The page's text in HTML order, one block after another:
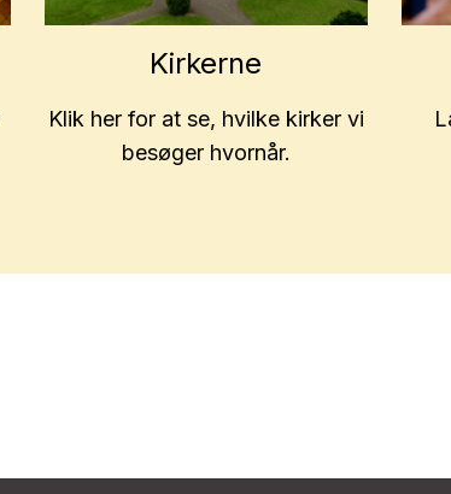
Kirkerne
Klik her for at se, hvilke kirker vi
besøger hvornår.